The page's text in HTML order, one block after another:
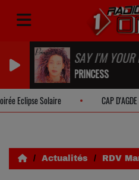
SAY I'M YOUR
PRINCESS
Eclipse Solaire CAP D'AGDE
Actualités RDV